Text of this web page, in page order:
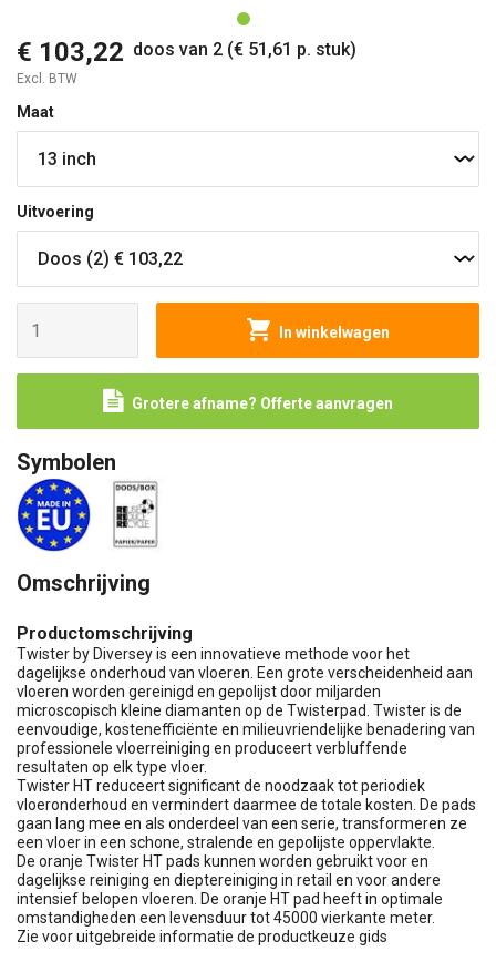
€ 103,22 doos van 2 (€ 51,61 p. stuk)
Excl. BTW
Maat
Uitvoering
In winkelwagen
Grotere afname? Offerte aanvragen
Symbolen
Omschrijving
Productomschrijving
Twister by Diversey is een innovatieve methode voor het
dagelijkse onderhoud van vloeren. Een grote verscheidenheid aan
vloeren worden gereinigd en gepolijst door miljarden
microscopisch kleine diamanten op de Twisterpad. Twister is de
eenvoudige, kostenefficiënte en milieuvriendelijke benadering van
professionele vloerreiniging en produceert verbluffende
resultaten op elk type vloer.
Twister HT reduceert significant de noodzaak tot periodiek
vloeronderhoud en vermindert daarmee de totale kosten. De pads
gaan lang mee en als onderdeel van een serie, transformeren ze
een vloer in een schone, stralende en gepolijste oppervlakte.
De oranje Twister HT pads kunnen worden gebruikt voor en
dagelijkse reiniging en dieptereiniging in retail en voor andere
intensief belopen vloeren. De oranje HT pad heeft in optimale
omstandigheden een levensduur tot 45000 vierkante meter.
Zie voor uitgebreide informatie de productkeuze gids